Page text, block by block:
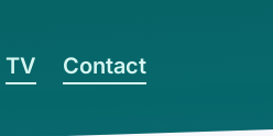
TV Contact